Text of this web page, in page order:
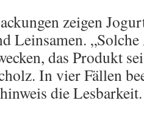
zeigen
Leinsamen.
das Produkt
In vier Fällen
die Lesbarkeit.